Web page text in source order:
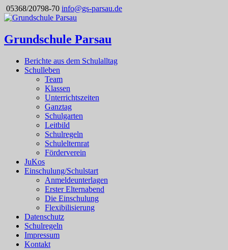
05368/20798-70 info@gs-parsau.de
Grundschule Parsau
Berichte aus dem Schulalltag
Schulleben
Team
Klassen
Unterrichtszeiten
Ganztag
Schulgarten
Leitbild
Schulregeln
Schulelternrat
Förderverein
JuKos
Einschulung/Schulstart
Anmeldeunterlagen
Erster Elternabend
Die Einschulung
Flexibilisierung
Datenschutz
Schulregeln
Impressum
Kontakt